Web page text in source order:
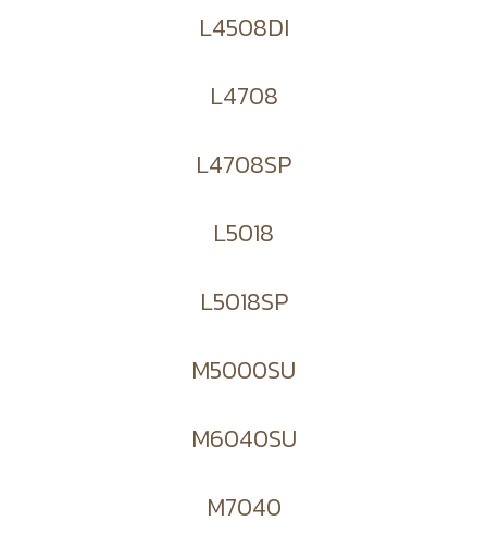
L4508DI
L4708
L4708SP
L5018
L5018SP
M5000SU
M6040SU
M7040